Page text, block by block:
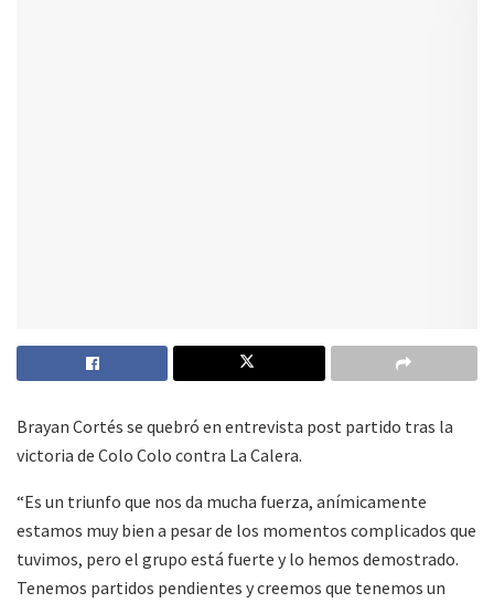
Brayan Cortés se quebró en entrevista post partido tras la
victoria de Colo Colo contra La Calera.
“Es un triunfo que nos da mucha fuerza, anímicamente
estamos muy bien a pesar de los momentos complicados que
tuvimos, pero el grupo está fuerte y lo hemos demostrado.
Tenemos partidos pendientes y creemos que tenemos un